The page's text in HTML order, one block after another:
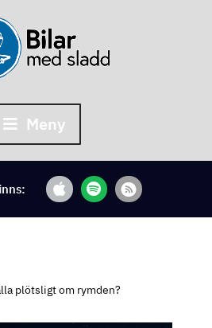
to
content
Meny
plötsligt om rymden?